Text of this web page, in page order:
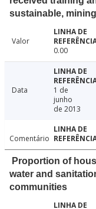
sustainable,
Valor
0.00
Data
1 de
junho
de 2013
Comentário
Proportion of
water and
communities